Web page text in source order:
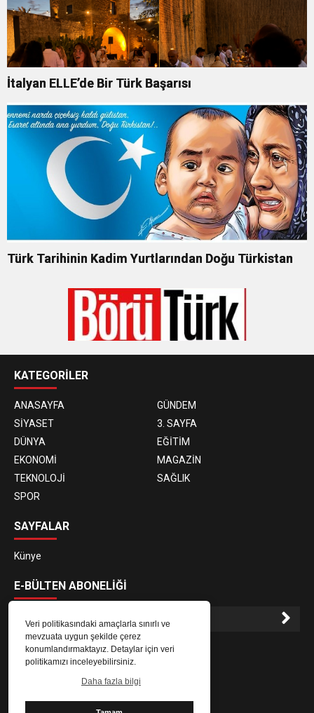
Veri politikasındaki amaçlarla sınırlı ve
mevzuata uygun şekilde çerez
konumlandırmaktayız. Detaylar için veri
politikamızı inceleyebilirsiniz.
Daha fazla bilgi
İtalyan ELLE’de Bir Türk Başarısı
Türk Tarihinin Kadim Yurtlarından Doğu Türkistan
KATEGORİLER
ANASAYFA
GÜNDEM
SİYASET
3. SAYFA
DÜNYA
EĞİTİM
EKONOMİ
MAGAZİN
TEKNOLOJİ
SAĞLIK
SPOR
SAYFALAR
Künye
E-BÜLTEN ABONELİĞİ
E-Bülten aboneliği ile haberlere daha hızlı erişin.